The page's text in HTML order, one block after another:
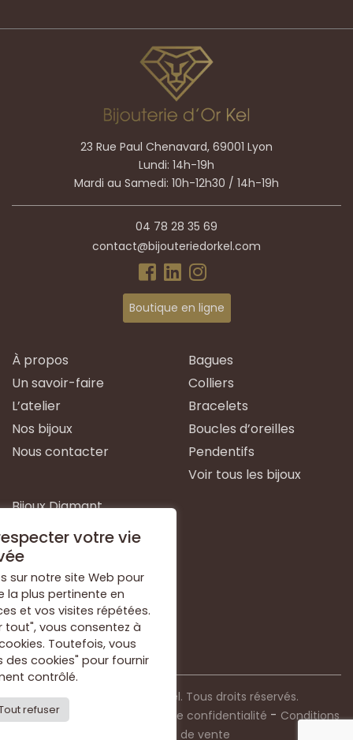
23 Rue Paul Chenavard, 69001 Lyon
Lundi: 14h-19h
Mardi au Samedi: 10h-12h30 / 14h-19h
04 78 28 35 69
contact@bijouteriedorkel.com
Boutique en ligne
À propos
Un savoir-faire
L’atelier
Nos bijoux
Nous contacter
Bagues
Colliers
Bracelets
Boucles d’oreilles
Pendentifs
Voir tous les bijoux
Bijoux Diamant
Bijoux Emeraude
Bijoux Or Blanc
Bijoux Or Jaune
Bijoux Argent
Voir tous les types de
bijoux
© 2021 Bijouterie Dorkel. Tous droits réservés.
Mentions légales
Politique de confidentialité - Conditions
générales de vente
votre vie
sur notre site Web pour
la plus pertinente en
et vos visites répétées.
tout", vous consentez à
Toutefois, vous
des cookies" pour fournir
contrôlé.
refuser